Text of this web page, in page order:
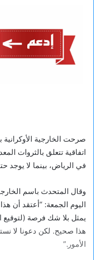
صرحت الخارجية
اتفاقية تتعلق بالثروات
في الرياض، بينما لا يوجد
وقال المتحدث باسم
اليوم الجمعة: “أعتقد أن
يمثل بلا شك فرصة (لتوقيع
هذا صحيح. لكن دعونا لا
الأمور.”